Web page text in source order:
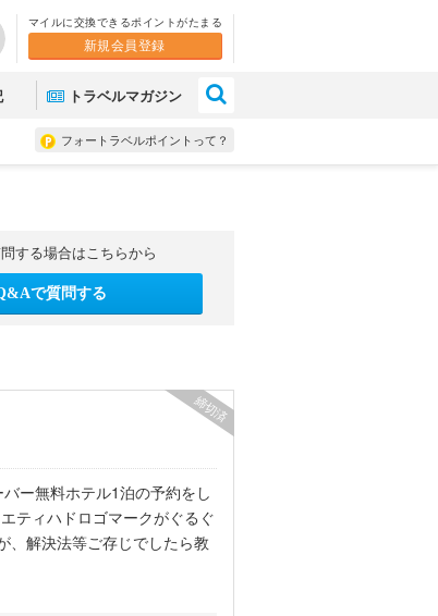
マイルに交換できるポイントがたまる
新規会員登録
トラベルマガジン
フォートラベルポイントって？
する場合はこちらから
で質問する
締切済
ー無料ホテル1泊の予約をし
ティハドロゴマークがぐるぐ
、解決法等ご存じでしたら教